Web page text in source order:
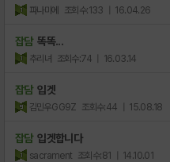
파나미에 조회수:133 | 16.04.26
잡담 똑똑...
추리녀 조회수:74 | 16.03.14
잡담 입겟
김민우GG9Z 조회수:44 | 15.08.18
잡담 입겟합니다
sacrament 조회수:81 | 14.10.01